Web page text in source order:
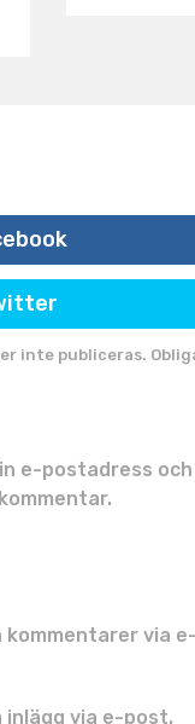
inte publiceras.
e-postadress
kommentarer via
inlägg via e-post.